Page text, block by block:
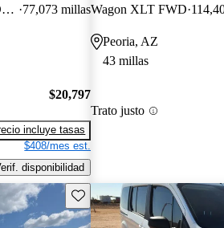
Cargo XL FWD with Rear Cargo Doors 77,073 millas
$20,797
incluye tasas
$408/mes est.
disponibilidad
Wagon XLT FWD
Peoria, AZ
43 millas
Trato justo
Guarda este Aviso